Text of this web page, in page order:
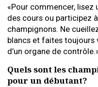
«Pour commencer, lisez
des cours ou participez
champignons. Ne
blancs et faites toujours
d’un organe de
Quels sont les
pour un débutant?